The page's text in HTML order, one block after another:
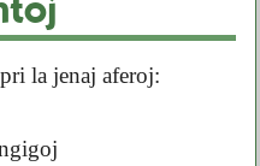
la jenaj aferoj: